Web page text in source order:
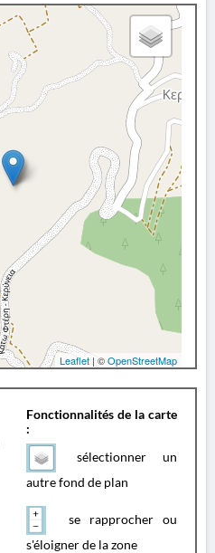
Leaflet | ©OpenStreetMap
Fonctionnalités de la carte
:
sélectionner un
autre fond de plan
se rapprocher ou
s'éloigner de la zone